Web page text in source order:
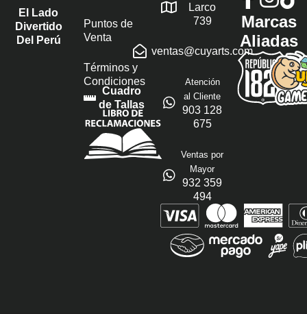
El Lado
Divertido
Del Perú
Puntos de
Venta
Términos y
Condiciones
Cuadro
de Tallas
Larco
739
ventas@cuyarts.com
Atención
al Cliente
903 128
675
Ventas por
Mayor
932 359
494
Marcas
Aliadas